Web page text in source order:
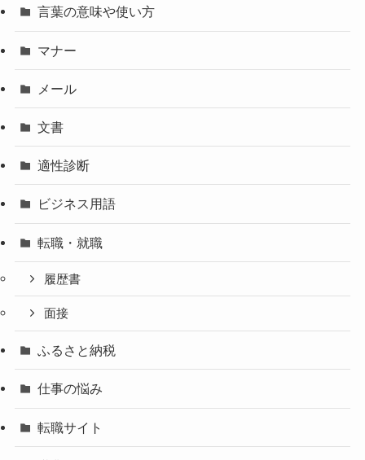
言葉の意味や使い方
マナー
メール
文書
適性診断
ビジネス用語
転職・就職
履歴書
面接
ふるさと納税
仕事の悩み
転職サイト